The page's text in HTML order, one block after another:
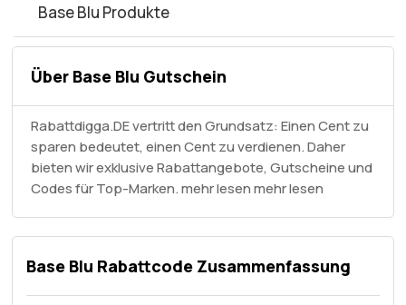
Base Blu Produkte
Über Base Blu Gutschein
Rabattdigga.DE vertritt den Grundsatz: Einen Cent zu
sparen bedeutet, einen Cent zu verdienen. Daher
bieten wir exklusive Rabattangebote, Gutscheine und
Codes für Top-Marken. mehr lesenmehr lesen
Base Blu Rabattcode Zusammenfassung